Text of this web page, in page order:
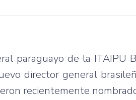
paraguayo de la ITAIPU
director general
recientemente